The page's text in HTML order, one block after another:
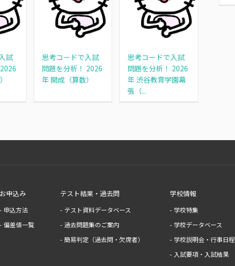
試
思考コードで入試
問題を分析！ 2026
年 開成（算数）
思考コードで入試
問題を分析！ 2026
年 渋谷教育学園幕
張（...
お申込み
申込方法
偏差値一覧
テスト結果・過去問
テスト資料データベース
過去問題集のご案内
簡易判定（過去問・欠席者）
学校情報
学校特集
学校データベース
学校説明会・行事日程
入試要項・入試結果